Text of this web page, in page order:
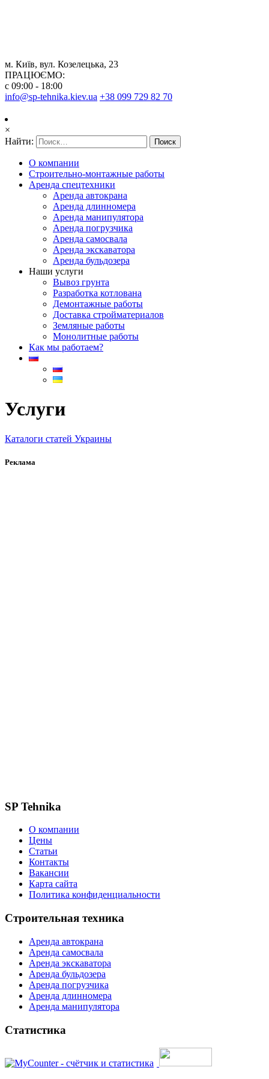
м. Київ, вул. Козелецька, 23
ПРАЦЮЄМО:
с 09:00 - 18:00
info@sp-tehnika.kiev.ua +38 099 729 82 70
×
Найти:
О компании
Строительно-монтажные работы
Аренда спецтехники
Аренда автокрана
Аренда длинномера
Аренда манипулятора
Аренда погрузчика
Аренда самосвала
Аренда экскаватора
Аренда бульдозера
Наши услуги
Вывоз грунта
Разработка котлована
Демонтажные работы
Доставка стройматериалов
Земляные работы
Монолитные работы
Как мы работаем?
Услуги
Каталоги статей Украины
Реклама
SP Tehnika
О компании
Цены
Статьи
Контакты
Вакансии
Карта сайта
Политика конфиденциальности
Строительная техника
Аренда автокрана
Аренда самосвала
Аренда экскаватора
Аренда бульдозера
Аренда погрузчика
Аренда длинномера
Аренда манипулятора
Статистика